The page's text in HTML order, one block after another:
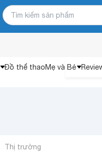
Đồ thể thaoMẹ và Bé
Thị trường